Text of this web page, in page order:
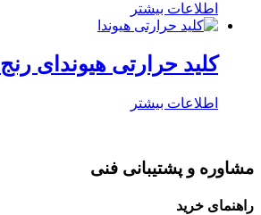
اطلاعات بیشتر
کلید حرارتی هیوندای رنج 25 تا 40 آمپر
اطلاعات بیشتر
مشاوره و پشتیبانی فنی
راهنمای خرید